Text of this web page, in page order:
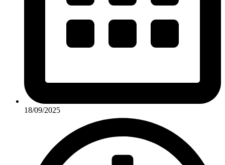
18/09/2025